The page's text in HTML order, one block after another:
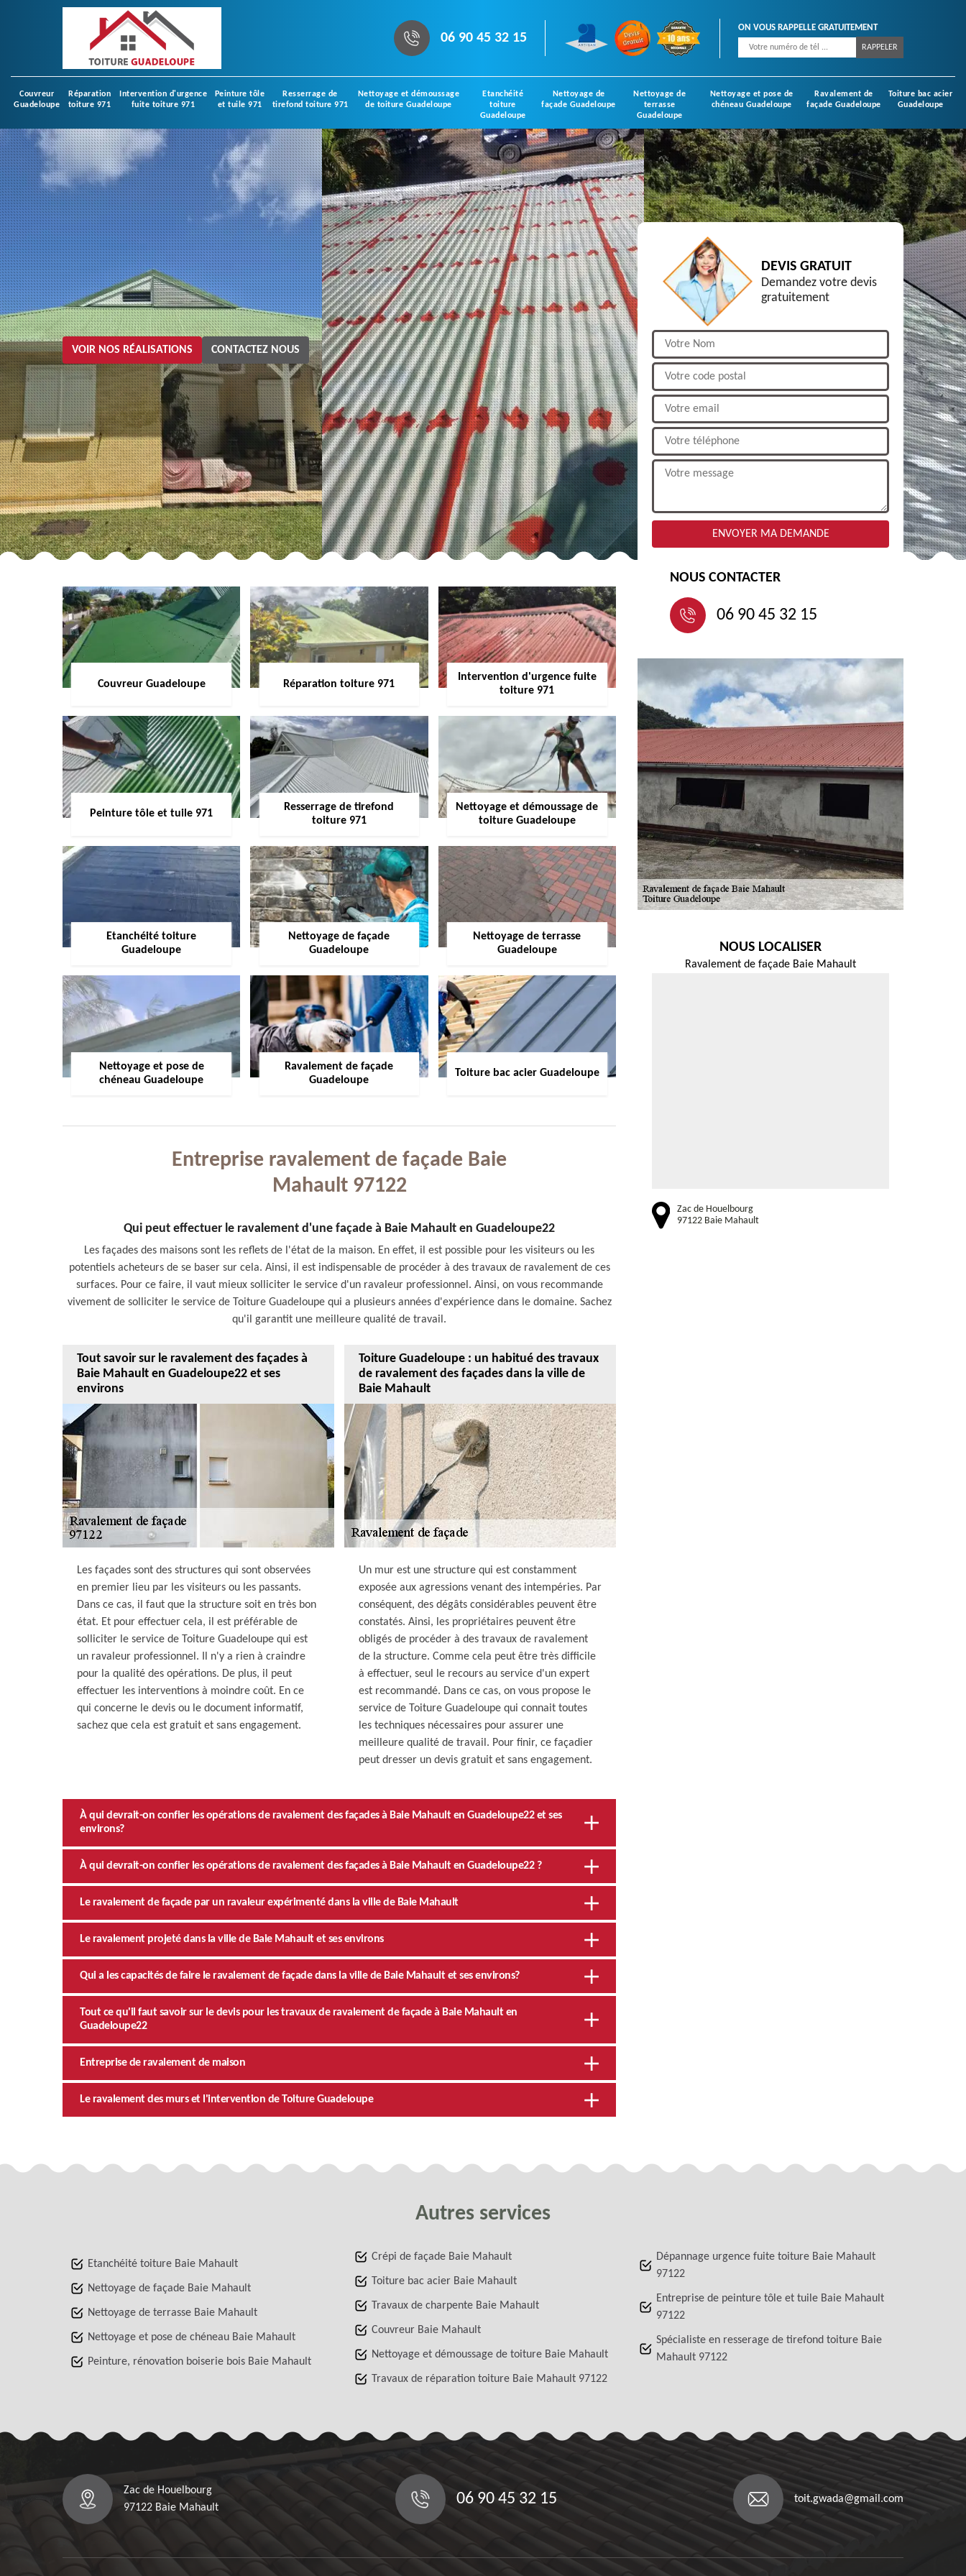
06 90 45 32 15
ON VOUS RAPPELLE GRATUITEMENT
Couvreur
Guadeloupe
Réparation
toiture 971
Intervention d'urgence
fuite toiture 971
Peinture tôle
et tuile 971
Resserrage de
tirefond toiture 971
Nettoyage et démoussage
de toiture Guadeloupe
Etanchéité
toiture
Guadeloupe
Nettoyage de
façade Guadeloupe
Nettoyage de
terrasse
Guadeloupe
Nettoyage et pose de
chéneau Guadeloupe
Ravalement de
façade Guadeloupe
Toiture bac acier
Guadeloupe
VOIR NOS RÉALISATIONS CONTACTEZ NOUS
Couvreur Guadeloupe Réparation toiture 971
Intervention d'urgence fuite
toiture 971
Peinture tôle et tuile 971
Resserrage de tirefond
toiture 971
Nettoyage et démoussage de
toiture Guadeloupe
Etanchéité toiture
Guadeloupe
Nettoyage de façade
Guadeloupe
Nettoyage de terrasse
Guadeloupe
Nettoyage et pose de
chéneau Guadeloupe
Ravalement de façade
Guadeloupe
Toiture bac acier Guadeloupe
Entreprise ravalement de façade Baie
Mahault 97122
Qui peut effectuer le ravalement d'une façade à Baie Mahault en Guadeloupe22
Les façades des maisons sont les reflets de l'état de la maison. En effet, il est possible pour les visiteurs ou les
potentiels acheteurs de se baser sur cela. Ainsi, il est indispensable de procéder à des travaux de ravalement de ces
surfaces. Pour ce faire, il vaut mieux solliciter le service d'un ravaleur professionnel. Ainsi, on vous recommande
vivement de solliciter le service de Toiture Guadeloupe qui a plusieurs années d'expérience dans le domaine. Sachez
qu'il garantit une meilleure qualité de travail.
Tout savoir sur le ravalement des façades à
Baie Mahault en Guadeloupe22 et ses
environs
Les façades sont des structures qui sont observées
en premier lieu par les visiteurs ou les passants.
Dans ce cas, il faut que la structure soit en très bon
état. Et pour effectuer cela, il est préférable de
solliciter le service de Toiture Guadeloupe qui est
un ravaleur professionnel. Il n'y a rien à craindre
pour la qualité des opérations. De plus, il peut
effectuer les interventions à moindre coût. En ce
qui concerne le devis ou le document informatif,
sachez que cela est gratuit et sans engagement.
Toiture Guadeloupe : un habitué des travaux
de ravalement des façades dans la ville de
Baie Mahault
Un mur est une structure qui est constamment
exposée aux agressions venant des intempéries. Par
conséquent, des dégâts considérables peuvent être
constatés. Ainsi, les propriétaires peuvent être
obligés de procéder à des travaux de ravalement
de la structure. Comme cela peut être très difficile
à effectuer, seul le recours au service d'un expert
est recommandé. Dans ce cas, on vous propose le
service de Toiture Guadeloupe qui connait toutes
les techniques nécessaires pour assurer une
meilleure qualité de travail. Pour finir, ce façadier
peut dresser un devis gratuit et sans engagement.
À qui devrait-on confier les opérations de ravalement des façades à Baie Mahault en Guadeloupe22 et ses
environs?
À qui devrait-on confier les opérations de ravalement des façades à Baie Mahault en Guadeloupe22 ?
Le ravalement de façade par un ravaleur expérimenté dans la ville de Baie Mahault
Le ravalement projeté dans la ville de Baie Mahault et ses environs
Qui a les capacités de faire le ravalement de façade dans la ville de Baie Mahault et ses environs?
Tout ce qu'il faut savoir sur le devis pour les travaux de ravalement de façade à Baie Mahault en
Guadeloupe22
Entreprise de ravalement de maison
Le ravalement des murs et l'intervention de Toiture Guadeloupe
DEVIS GRATUIT
Demandez votre devis
gratuitement
NOUS CONTACTER
06 90 45 32 15
NOUS LOCALISER
Ravalement de façade Baie Mahault
Zac de Houelbourg
97122 Baie Mahault
Autres services
Etanchéité toiture Baie Mahault
Nettoyage de façade Baie Mahault
Nettoyage de terrasse Baie Mahault
Nettoyage et pose de chéneau Baie Mahault
Peinture, rénovation boiserie bois Baie Mahault
Crépi de façade Baie Mahault
Toiture bac acier Baie Mahault
Travaux de charpente Baie Mahault
Couvreur Baie Mahault
Nettoyage et démoussage de toiture Baie Mahault
Travaux de réparation toiture Baie Mahault 97122
Dépannage urgence fuite toiture Baie Mahault
97122
Entreprise de peinture tôle et tuile Baie Mahault
97122
Spécialiste en resserage de tirefond toiture Baie
Mahault 97122
Zac de Houelbourg
97122 Baie Mahault
06 90 45 32 15 toit.gwada@gmail.com